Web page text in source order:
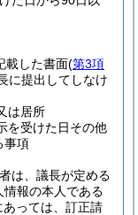
載した書面(第3項
に提出してしなけ
は居所
を受けた日その他
事項
は、議長が定める
報の本人である
っては、訂正請